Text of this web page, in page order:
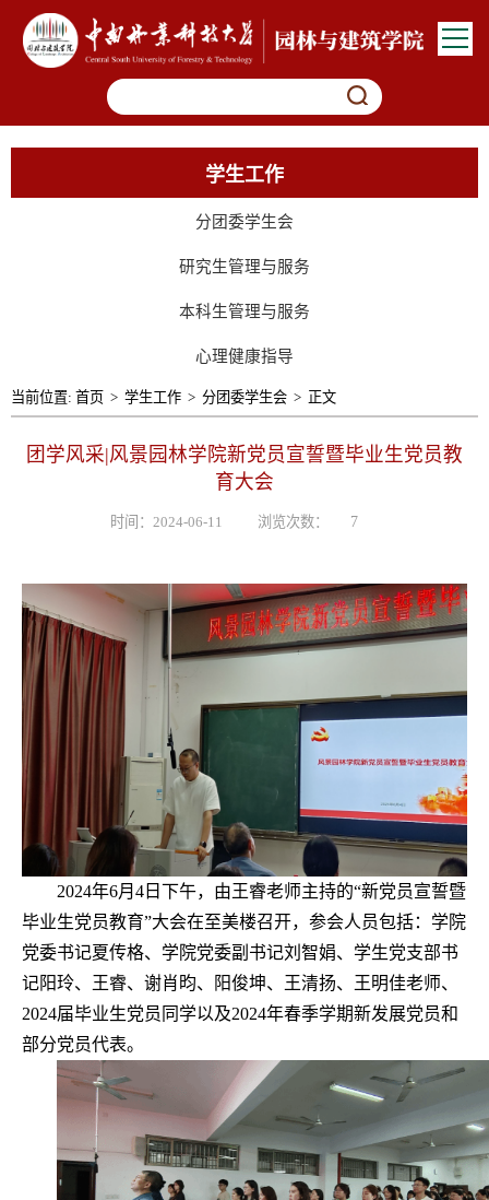
学生工作
分团委学生会
研究生管理与服务
本科生管理与服务
心理健康指导
当前位置: 首页 > 学生工作 > 分团委学生会 > 正文
团学风采|风景园林学院新党员宣誓暨毕业生党员教
育大会
时间：2024-06-11 浏览次数： 7
2024年6月 4 日下午，由王睿老师主持的“新党员宣誓暨
毕业生党员教育”大会在至美楼召开，参会人员包括：学院
党委书记夏传格、学院党委副书记刘智娟、学生党支部书
记阳玲、王睿、谢肖昀、阳俊坤、王清扬、王明佳老师、
2024届毕业生党员同学以及2024年春季学期新发展党员和
部分党员代表。